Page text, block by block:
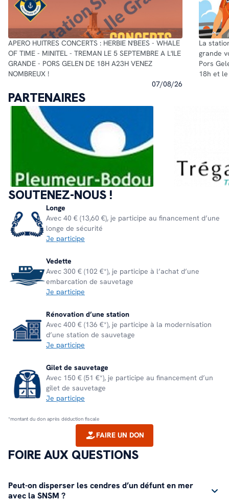
APERO HUITRES CONCERTS : HERBIE N'BEES - WHALE
OF TIME - MINITEL - TREMAN LE 5 SEPTEMBRE A L'ILE
GRANDE - PORS GELEN DE 18H A23H VENEZ
NOMBREUX !
07/08/26
La
grande
Pors
18h et
PARTENAIRES
SOUTENEZ-NOUS !
Longe
Avec 40 € (13,60 €), je participe au financement d’une
longe de sécurité
Je participe
Vedette
Avec 300 € (102 €*), je participe à l’achat d’une
embarcation de sauvetage
Je participe
Rénovation d’une station
Avec 400 € (136 €*), je participe à la modernisation
d’une station de sauvetage
Je participe
Gilet de sauvetage
Avec 150 € (51 €*), je participe au financement d’un
gilet de sauvetage
Je participe
*montant du don après déduction fiscale
FAIRE UN DON
FOIRE AUX QUESTIONS
Peut-on disperser les cendres d’un défunt en mer
avec la SNSM ?